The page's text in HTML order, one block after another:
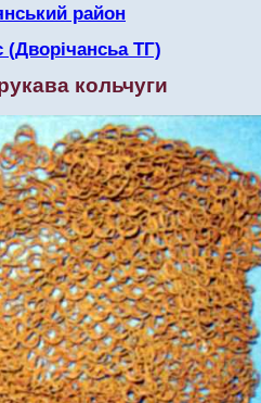
район
(Дворічансьа ТГ)
кольчуги